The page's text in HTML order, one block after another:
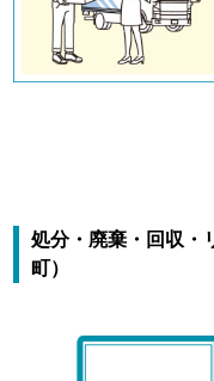
処分・廃棄・回収・
町）